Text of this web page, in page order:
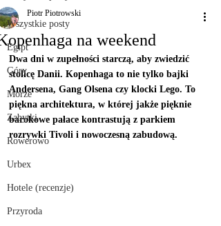
Wszystkie posty
Egipt
Góry
Morze
Zabytki
Rowerowo
Urbex
Hotele (recenzje)
Przyroda
na weekend
Piotr Piotrowski
Dwa dni w zupełności starczą, aby zwiedzić
stolicę Danii. Kopenhaga to nie tylko bajki
Andersena, Gang Olsena czy klocki Lego. To
piękna architektura, w której jakże pięknie
barokowe pałace kontrastują z parkiem
rozrywki Tivoli i nowoczesną zabudową.